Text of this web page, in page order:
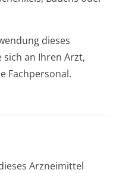
dieses
an Ihren Arzt,
Fachpersonal.
Arzneimittel